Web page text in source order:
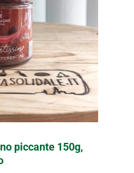
piccante 150g,